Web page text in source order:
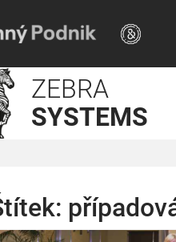
ZEBRA
SYSTEMS